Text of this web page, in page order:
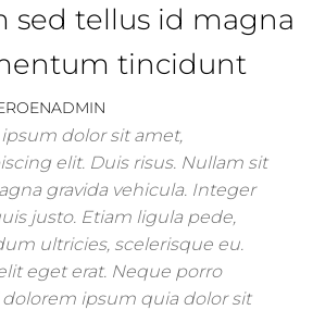
sed tellus id magna
tincidunt
dolor sit amet,
elit. Duis risus. Nullam sit
gravida vehicula. Integer
justo. Etiam ligula pede,
ultricies, scelerisque eu.
eget erat. Neque porro
ipsum quia dolor sit